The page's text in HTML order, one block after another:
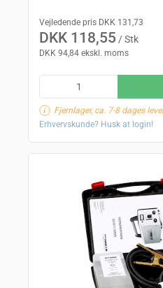
Vejledende pris DKK 131,73
DKK 118,55 / Stk
DKK 94,84 ekskl. moms
Fjernlager, ca. 7-8 dages
Erhvervskunde? Husk at login!